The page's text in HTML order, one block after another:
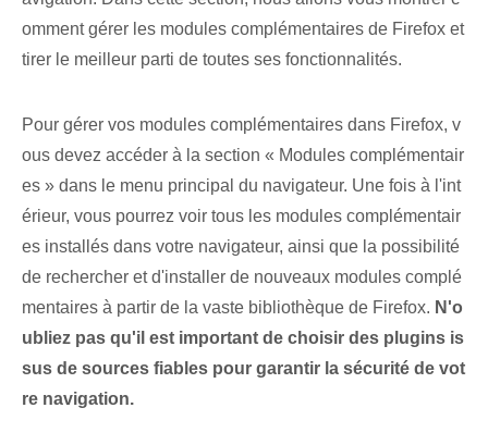
omment gérer les modules complémentaires de Firefox et
tirer le meilleur parti de toutes ses fonctionnalités.
Pour gérer vos modules complémentaires dans Firefox, v
ous devez accéder à la section « Modules complémentair
es » dans le menu principal du navigateur. Une fois à l'int
érieur, vous pourrez voir tous les modules complémentair
es installés dans votre navigateur, ainsi que la possibilité
de rechercher et d'installer de nouveaux modules complé
mentaires à partir de la vaste bibliothèque de Firefox. N'o
ubliez pas qu'il est important de choisir des plugins is
sus de sources fiables pour garantir la sécurité de vot
re navigation.